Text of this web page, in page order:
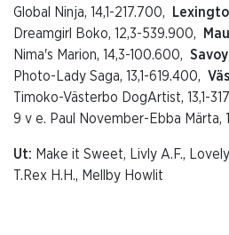
Global Ninja, 14,1-217.700,
Dreamgirl Boko, 12,3-539.900,
Nima's Marion, 14,3-100.600,
Photo-Lady Saga, 13,1-619.400,
Timoko-Västerbo DogArtist, 13,1-
9 v e. Paul November-Ebba Märta,
Ut: Make it Sweet, Livly A.F.,
T.Rex H.H., Mellby Howlit